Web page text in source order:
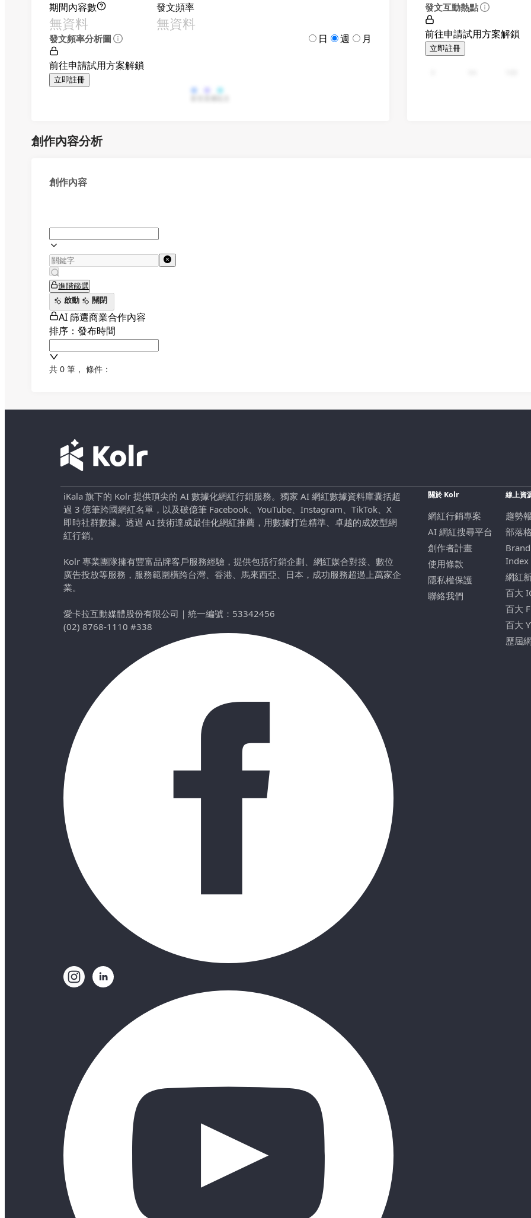
期間內容數
無資料
發文頻率
無資料
發文頻率分析圖 日 週 月
前往申請試用方案解鎖
立即註冊
發文互動熱點
前往申請試用方案解鎖
立即註冊
創作內容分析
創作內容
進階篩選
啟動
關閉
AI 篩選商業合作內容
排序：發布時間
共 0 筆 ， 條件：
iKala 旗下的 Kolr 提供頂尖的 AI 數據化網紅行銷服務。獨家 AI 網紅數據資料庫囊括超
過 3 億筆跨國網紅名單，以及破億筆 Facebook、YouTube、Instagram、TikTok、X
即時社群數據。透過 AI 技術達成最佳化網紅推薦，用數據打造精準、卓越的成效型網
紅行銷。
Kolr 專業團隊擁有豐富品牌客戶服務經驗，提供包括行銷企劃、網紅媒合對接、數位
廣告投放等服務，服務範圍橫跨台灣、香港、馬來西亞、日本，成功服務超過上萬家企
業。
愛卡拉互動媒體股份有限公司 ｜ 統一編號：53342456
(02) 8768-1110 #338
關於 Kolr
網紅行銷專案
AI 網紅搜尋平台
創作者計畫
使用條款
隱私權保護
聯絡我們
線上資
趨勢
部落格
Index
網紅
百大
百大
百大
歷屆